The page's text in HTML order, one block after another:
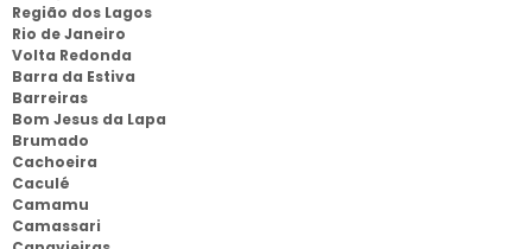
Região dos Lagos
Rio de Janeiro
Volta Redonda
Barra da Estiva
Barreiras
Bom Jesus da Lapa
Brumado
Cachoeira
Caculé
Camamu
Camassari